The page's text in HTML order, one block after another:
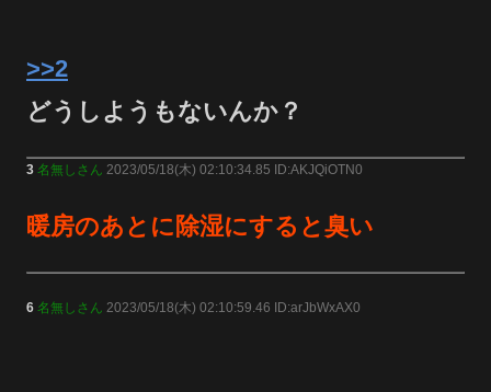
>>2
どうしようもないんか？
3 名無しさん 2023/05/18(木) 02:10:34.85 ID:AKJQiOTN0
暖房のあとに除湿にすると臭い
6 名無しさん 2023/05/18(木) 02:10:59.46 ID:arJbWxAX0